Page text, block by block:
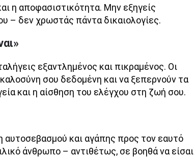
η αποφασιστικότητα. Μην εξηγείς
– δεν χρωστάς πάντα δικαιολογίες.
εξαντλημένος και πικραμένος. Οι
σου δεδομένη και να ξεπερνούν τα
και η αίσθηση του ελέγχου στη ζωή σου.
αυτοσεβασμού και αγάπης προς τον εαυτό
άνθρωπο – αντιθέτως, σε βοηθά να είσαι